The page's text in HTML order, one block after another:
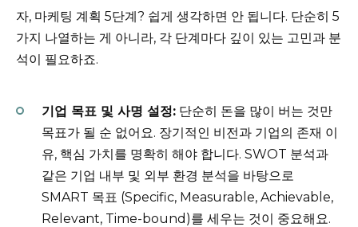
자, 마케팅 계획 5단계? 쉽게 생각하면 안 됩니다. 단순히 5
가지 나열하는 게 아니라, 각 단계마다 깊이 있는 고민과 분
석이 필요하죠.
기업 목표 및 사명 설정: 단순히 돈을 많이 버는 것만
목표가 될 순 없어요. 장기적인 비전과 기업의 존재 이
유, 핵심 가치를 명확히 해야 합니다. SWOT 분석과
같은 기업 내부 및 외부 환경 분석을 바탕으로
SMART 목표 (Specific, Measurable, Achievable,
Relevant, Time-bound)를 세우는 것이 중요해요.